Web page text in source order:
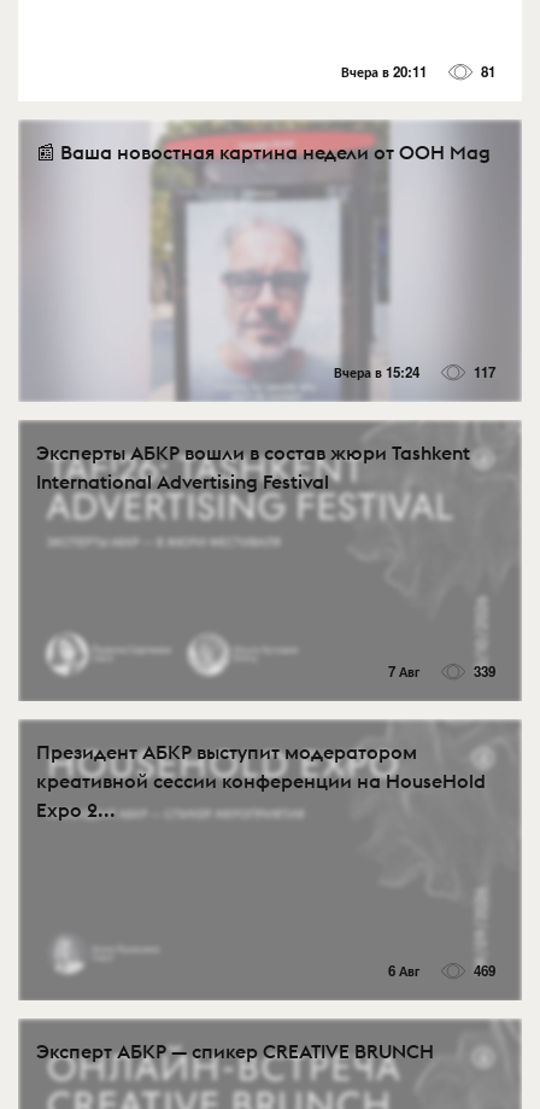
Вчера в 20:11 81
📰 Ваша новостная картина недели от OOH Mag
Вчера в 15:24 117
Эксперты АБКР вошли в состав жюри Tashkent
International Advertising Festival
7 Авг 339
Президент АБКР выступит модератором
креативной сессии конференции на HouseHold
Expo 2...
6 Авг 469
Эксперт АБКР — спикер CREATIVE BRUNCH